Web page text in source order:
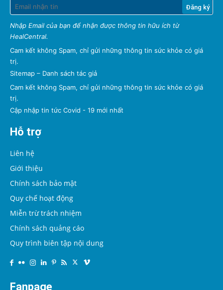
Nhập Email của bạn để nhận được thông tin hữu ích từ
HealCentral.
Cam kết không Spam, chỉ gửi những thông tin sức khỏe có giá
trị.
Sitemap – Danh sách tác giả
Cam kết không Spam, chỉ gửi những thông tin sức khỏe có giá
trị.
Cập nhập tin tức Covid - 19 mới nhất
Hỗ trợ
Liên hệ
Giới thiệu
Chính sách bảo mật
Quy chế hoạt động
Miễn trừ trách nhiệm
Chính sách quảng cáo
Quy trình biên tập nội dung
Fanpage